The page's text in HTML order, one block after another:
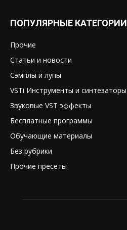
ПОПУЛЯРНЫЕ КАТЕГОРИИ
Прочие
Статьи и новости
Сэмплы и лупы
VSTi Инструменты и синтезаторы
Звуковые VST эффекты
Бесплатные программы
Обучающие материалы
Без рубрики
Прочие пресеты